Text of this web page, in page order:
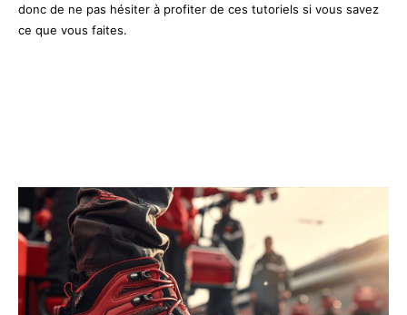
donc de ne pas hésiter à profiter de ces tutoriels si vous savez
ce que vous faites.